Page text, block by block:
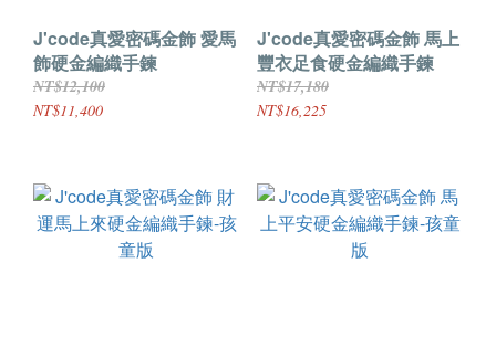
J'code真愛密碼金飾 愛馬
飾硬金編織手鍊
NT$12,100
NT$11,400
J'code真愛密碼金飾 馬上
豐衣足食硬金編織手鍊
NT$17,180
NT$16,225